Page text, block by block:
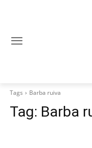
Tags Barba ruiva
Tag: Barba